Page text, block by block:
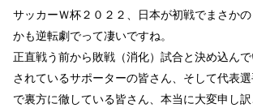
サッカーＷ杯２０２２、日本が初戦でまさか
かも逆転劇でって凄いですね。
正直戦う前から敗戦（消化）試合と決め込ん
されているサポーターの皆さん、そして代表
で裏方に徹している皆さん、本当に大変申し